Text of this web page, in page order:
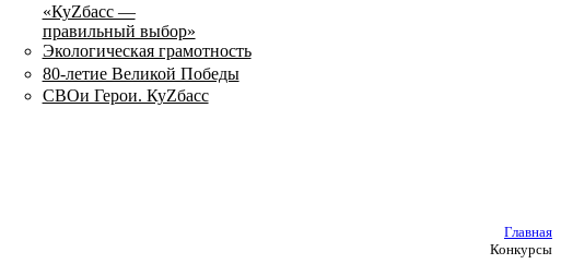
«КуZбасс —
правильный выбор»
Экологическая грамотность
80-летие Великой Победы
СВОи Герои. КуZбасс
Главная
Конкурсы